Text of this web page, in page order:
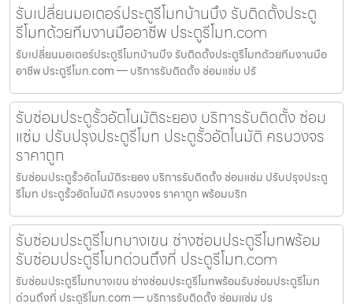
รับเปลี่ยนมอเตอร์ประตูรีโมทบ้านบึง รับติดตั้งประตู
รีโมทด้วยทีมงานมืออาชีพ ประตูรีโมท.com
รับเปลี่ยนมอเตอร์ประตูรีโมทบ้านบึง รับติดตั้งประตูรีโมทด้วยทีมงานมือ
อาชีพ ประตูรีโมท.com — บริการรับติดตั้ง ซ่อมแซ่ม ปรั
รับซ่อมประตูรั้วอัตโนมัติระยอง บริการรับติดตั้ง ซ่อม
แซ่ม ปรับปรุงประตูรีโมท ประตูรั้วอัตโนมัติ ครบวงจร
ราคาถูก
รับซ่อมประตูรั้วอัตโนมัติระยอง บริการรับติดตั้ง ซ่อมแซ่ม ปรับปรุงประตู
รีโมท ประตูรั้วอัตโนมัติ ครบวงจร ราคาถูก พร้อมบริก
รับซ่อมประตูรีโมทบางเขน ช่างซ่อมประตูรีโมทพร้อม
รับซ่อมประตูรีโมทด่วนถึงที่ ประตูรีโมท.com
รับซ่อมประตูรีโมทบางเขน ช่างซ่อมประตูรีโมทพร้อมรับซ่อมประตูรีโมท
ด่วนถึงที่ ประตูรีโมท.com — บริการรับติดตั้ง ซ่อมแซ่ม ปร